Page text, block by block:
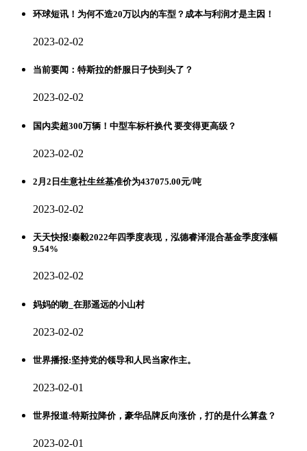
环球短讯！为何不造20万以内的车型？成本与利润才是主因！
2023-02-02
当前要闻：特斯拉的舒服日子快到头了？
2023-02-02
国内卖超300万辆！中型车标杆换代 要变得更高级？
2023-02-02
2月2日生意社生丝基准价为437075.00元/吨
2023-02-02
天天快报!秦毅2022年四季度表现，泓德睿泽混合基金季度涨幅
9.54%
2023-02-02
妈妈的吻_在那遥远的小山村
2023-02-02
世界播报:坚持党的领导和人民当家作主。
2023-02-01
世界报道:特斯拉降价，豪华品牌反向涨价，打的是什么算盘？
2023-02-01